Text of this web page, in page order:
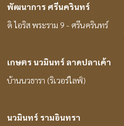
พัฒนาการ ศรีนครินทร์
ดิ ไอริส พระราม 9 - ศรีนครินทร์
เกษตร นวมินทร์ ลาดปลาเค้า
บ้านนวธารา (ริเวอร์ไลฟ์)
นวมินทร์ รามอินทรา